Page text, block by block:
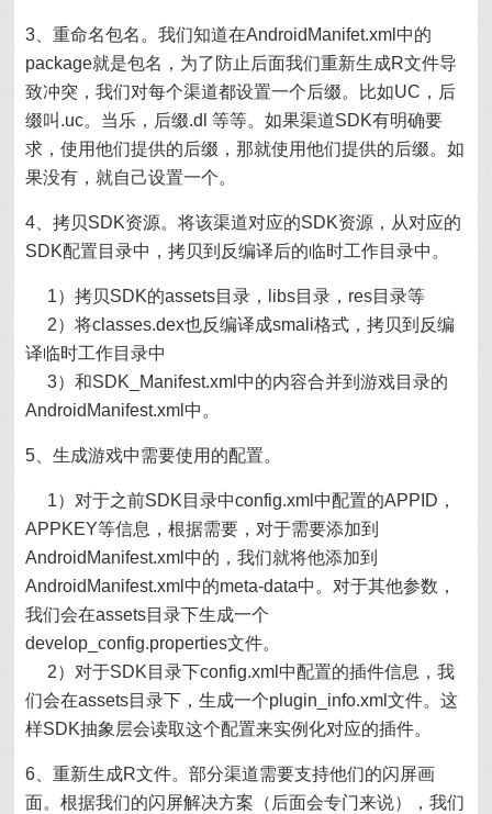
3、重命名包名。我们知道在AndroidManifet.xml中的
package就是包名，为了防止后面我们重新生成R文件导
致冲突，我们对每个渠道都设置一个后缀。比如UC，后
缀叫.uc。当乐，后缀.dl 等等。如果渠道SDK有明确要
求，使用他们提供的后缀，那就使用他们提供的后缀。如
果没有，就自己设置一个。
4、拷贝SDK资源。将该渠道对应的SDK资源，从对应的
SDK配置目录中，拷贝到反编译后的临时工作目录中。
1）拷贝SDK的assets目录，libs目录，res目录等
2）将classes.dex也反编译成smali格式，拷贝到反编
译临时工作目录中
3）和SDK_Manifest.xml中的内容合并到游戏目录的
AndroidManifest.xml中。
5、生成游戏中需要使用的配置。
1）对于之前SDK目录中config.xml中配置的APPID，
APPKEY等信息，根据需要，对于需要添加到
AndroidManifest.xml中的，我们就将他添加到
AndroidManifest.xml中的meta-data中。对于其他参数，
我们会在assets目录下生成一个
develop_config.properties文件。
2）对于SDK目录下config.xml中配置的插件信息，我
们会在assets目录下，生成一个plugin_info.xml文件。这
样SDK抽象层会读取这个配置来实例化对应的插件。
6、重新生成R文件。部分渠道需要支持他们的闪屏画
面。根据我们的闪屏解决方案（后面会专门来说），我们